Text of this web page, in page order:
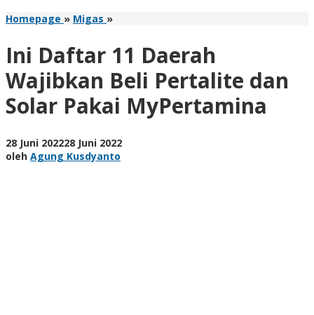
Homepage » Migas »Ini
11
Daerah
Wajibkan
Beli
Pertalite
dan
Pakai
MyPertamina
Ini Daftar 11 Daerah
Wajibkan Beli Pertalite dan
Solar Pakai MyPertamina
28 Juni 202228 Juni 2022oleh
oleh Agung Kusdyanto